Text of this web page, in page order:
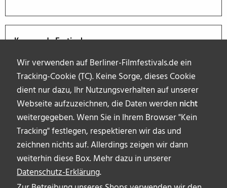
Wir verwenden auf Berliner-Filmfestivals.de ein
Tracking-Cookie (TC). Keine Sorge, dieses Cookie
dient nur dazu, Ihr Nutzungsverhalten auf unserer
Webseite aufzuzeichnen, die Daten werden nicht
weitergegeben. Wenn Sie in Ihrem Browser "Kein
Tracking" festlegen, respektieren wir das und
zeichnen nichts auf. Allerdings zeigen wir dann
weiterhin diese Box. Mehr dazu in unserer
Datenschutz-Erklärung.
Kommende Festivals